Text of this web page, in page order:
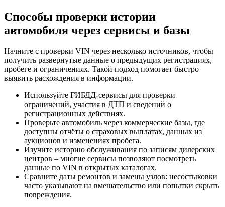
Способы проверки истории
автомобиля через сервисы и базы
Начните с проверки VIN через несколько источников, чтобы
получить развернутые данные о предыдущих регистрациях,
пробеге и ограничениях. Такой подход помогает быстро
выявить расхождения в информации.
Используйте ГИБДД-сервисы для проверки
ограничений, участия в ДТП и сведений о
регистрационных действиях.
Проверьте автомобиль через коммерческие базы, где
доступны отчёты о страховых выплатах, данных из
аукционов и изменениях пробега.
Изучите историю обслуживания по записям дилерских
центров – многие сервисы позволяют посмотреть
данные по VIN в открытых каталогах.
Сравните даты ремонтов и замены узлов: несостыковки
часто указывают на вмешательство или попытки скрыть
повреждения.